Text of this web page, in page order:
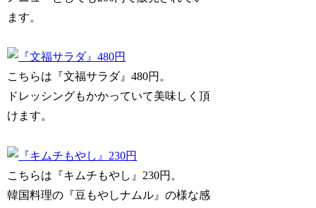
ます。
こちらは『文福サラダ』480円。
ドレッシングもかかっていて美味しく頂
けます。
こちらは『キムチもやし』230円。
韓国料理の『豆もやしナムル』の様な感